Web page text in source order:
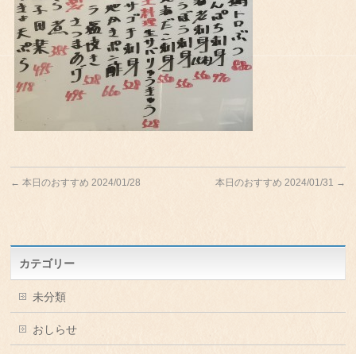
← 本日のおすすめ 2024/01/28 本日のおすすめ 2024/01/31 →
カテゴリー
未分類
おしらせ